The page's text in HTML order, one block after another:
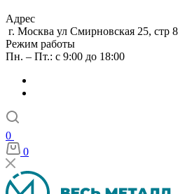
Адрес
г. Москва ул Смирновская 25, стр 8
Режим работы
Пн. – Пт.: с 9:00 до 18:00
0
0